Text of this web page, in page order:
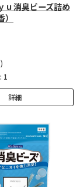
ｕ消臭ビーズ詰め
1
詳細